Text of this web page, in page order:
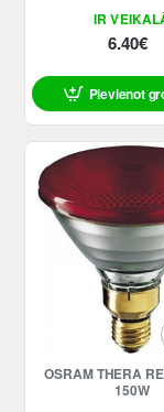
IR
6.40€
Pievienot
OSRAM THERA
150W